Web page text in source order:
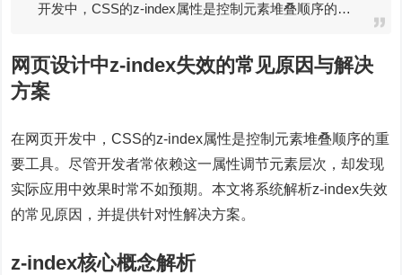
开发中，CSS的z-index属性是控制元素堆叠顺序的…
网页设计中z-index失效的常见原因与解决
方案
在网页开发中，CSS的z-index属性是控制元素堆叠顺序的重
要工具。尽管开发者常依赖这一属性调节元素层次，却发现
实际应用中效果时常不如预期。本文将系统解析z-index失效
的常见原因，并提供针对性解决方案。
z-index核心概念解析